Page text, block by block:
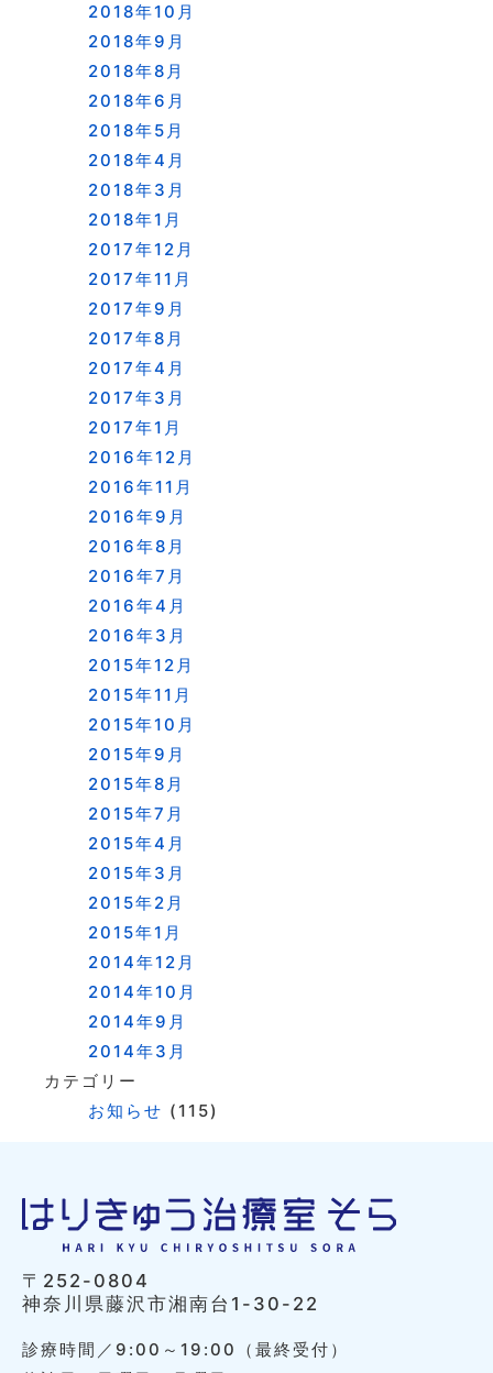
2018年10月
2018年9月
2018年8月
2018年6月
2018年5月
2018年4月
2018年3月
2018年1月
2017年12月
2017年11月
2017年9月
2017年8月
2017年4月
2017年3月
2017年1月
2016年12月
2016年11月
2016年9月
2016年8月
2016年7月
2016年4月
2016年3月
2015年12月
2015年11月
2015年10月
2015年9月
2015年8月
2015年7月
2015年4月
2015年3月
2015年2月
2015年1月
2014年12月
2014年10月
2014年9月
2014年3月
カテゴリー
お知らせ (115)
〒252-0804
神奈川県藤沢市湘南台1-30-22
診療時間／9:00～19:00（最終受付）